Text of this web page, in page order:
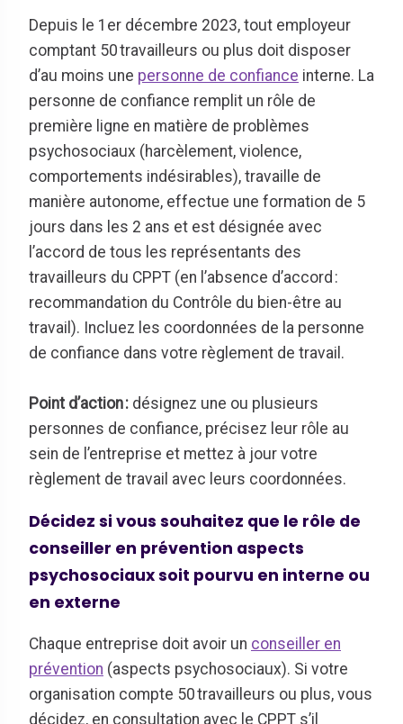
Depuis le 1er décembre 2023, tout employeur
comptant 50 travailleurs ou plus doit disposer
d’au moins une personne de confiance interne. La
personne de confiance remplit un rôle de
première ligne en matière de problèmes
psychosociaux (harcèlement, violence,
comportements indésirables), travaille de
manière autonome, effectue une formation de 5
jours dans les 2 ans et est désignée avec
l’accord de tous les représentants des
travailleurs du CPPT (en l’absence d’accord :
recommandation du Contrôle du bien-être au
travail). Incluez les coordonnées de la personne
de confiance dans votre règlement de travail .
Point d’action: désignez une ou plusieurs
personnes de confiance, précisez leur rôle au
sein de l’entreprise et mettez à jour votre
règlement de travail avec leurs coordonnées.
Décidez si vous souhaitez que le rôle de
conseiller en prévention aspects
psychosociaux soit pourvu en interne ou
en externe
Chaque entreprise doit avoir un conseiller en
prévention (aspects psychosociaux). Si votre
organisation compte 50 travailleurs ou plus, vous
décidez, en consultation avec le CPPT s’il